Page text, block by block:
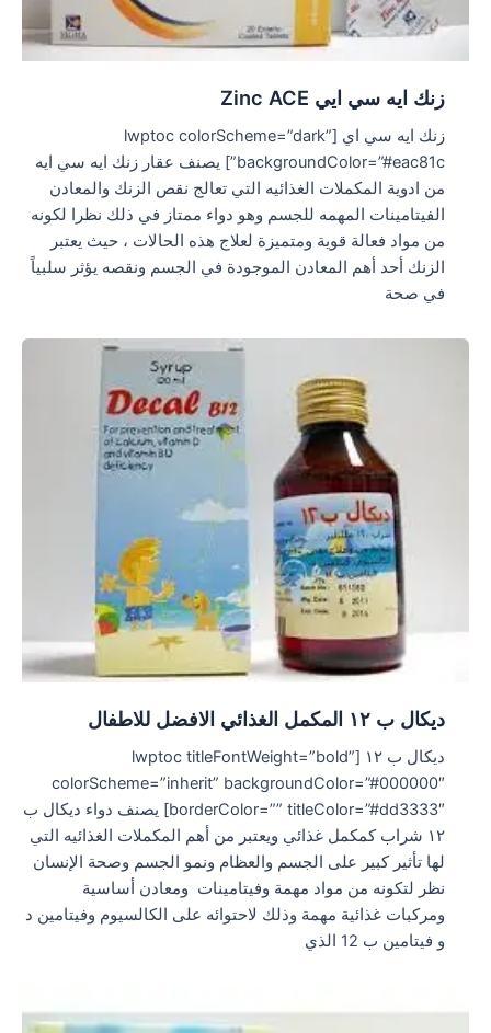
زنك ايه سي ايي Zinc ACE
زنك ايه سي اي [lwptoc colorScheme=”dark”
backgroundColor=”#eac81c”] يصنف عقار زنك ايه سي ايه
من ادوية المكملات الغذائيه التي تعالج نقص الزنك والمعادن
الفيتامينات المهمه للجسم وهو دواء ممتاز في ذلك نظرا لكونه
من مواد فعالة قوية ومتميزة لعلاج هذه الحالات ، حيث يعتبر
الزنك أحد أهم المعادن الموجودة في الجسم ونقصه يؤثر سلبياً
في صحة
ديكال ب ١٢ المكمل الغذائي الافضل للاطفال
ديكال ب ١٢ [lwptoc titleFontWeight=”bold”
colorScheme=”inherit” backgroundColor=”#000000″
borderColor=”” titleColor=”#dd3333″] يصنف دواء ديكال ب
١٢ شراب كمكمل غذائي ويعتبر من أهم المكملات الغذائيه التي
لها تأثير كبير على الجسم والعظام ونمو الجسم وصحة الإنسان
نظر لتكونه من مواد مهمة وفيتامينات ومعادن أساسية
ومركبات غذائية مهمة وذلك لاحتوائه على الكالسيوم وفيتامين د
و فيتامين ب 12 الذي